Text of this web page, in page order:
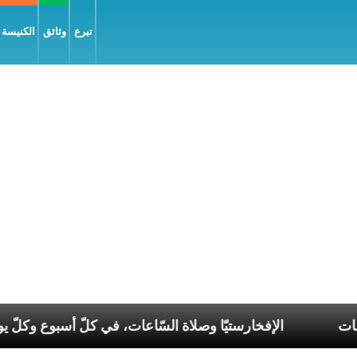
وثائق تبرع
الإفخارستيّا وصلاة السّاعات، في عصر الانقسامات